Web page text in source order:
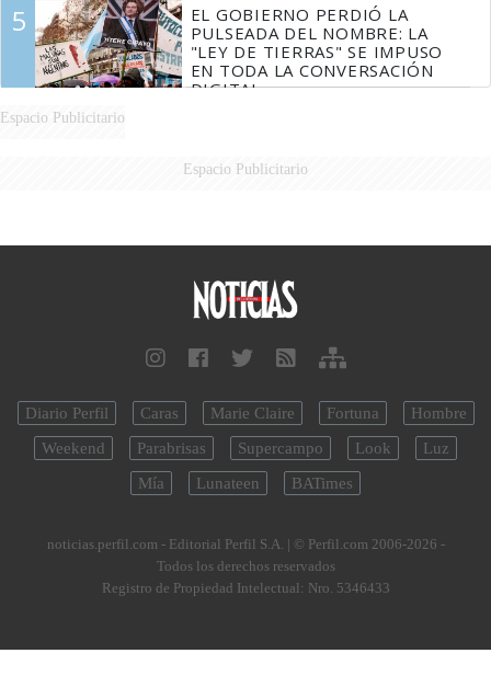
5
EL GOBIERNO PERDIÓ LA
PULSEADA DEL NOMBRE: LA
"LEY DE TIERRAS" SE IMPUSO
EN TODA LA CONVERSACIÓN
DIGITAL
Espacio Publicitario
Espacio Publicitario
Diario Perfil Caras Marie Claire Fortuna
Hombre
Weekend
Parabrisas Supercampo Look
Luz
Mía
Lunateen BATimes
noticias.perfil.com - Editorial Perfil S.A. | © Perfil.com 2006-2026 -
Todos los derechos reservados
Registro de Propiedad Intelectual: Nro. 5346433